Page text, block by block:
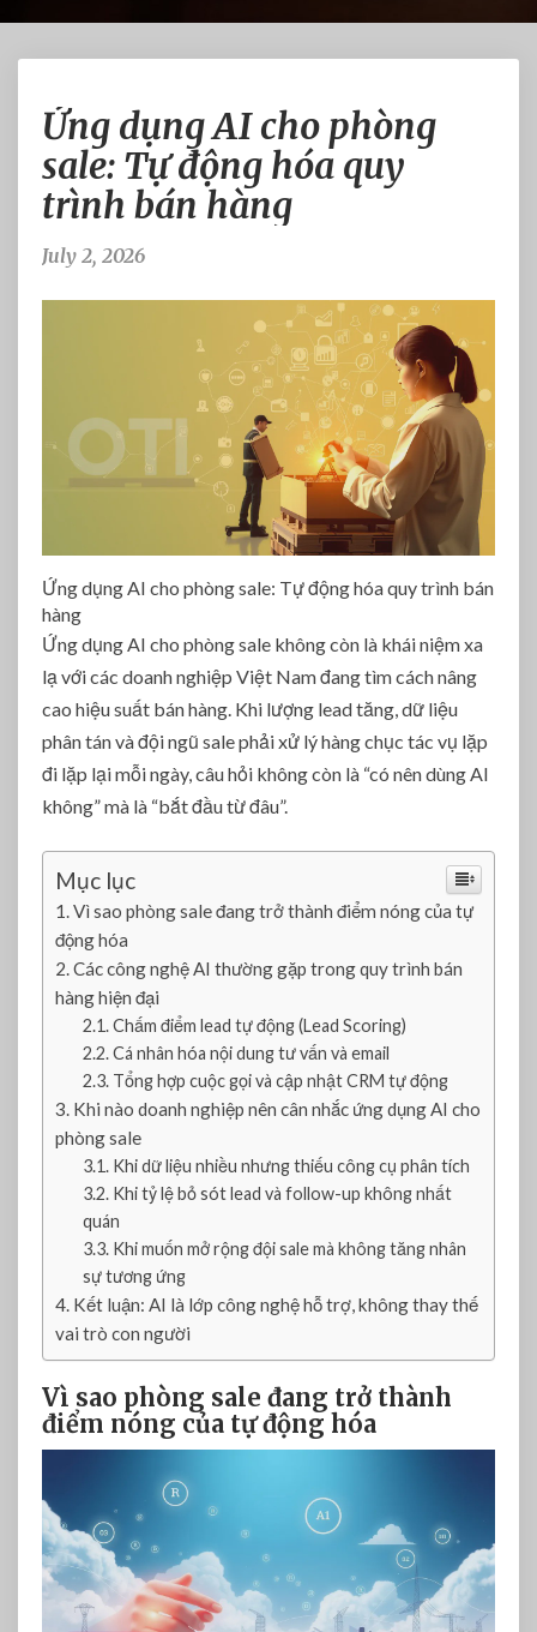
n
g
d
ụ
n
I
h
o
p
h
ò
g
s
l
:
T
ự
ộ
n
g
q
y
r
ì
n
n
h
n
Ứng dụng AI cho phòng
sale: Tự động hóa quy
trình bán hàng
July 2, 2026
Ứng dụng AI cho phòng sale: Tự động hóa quy trình bán
hàng
Ứng dụng AI cho phòng sale không còn là khái niệm xa
lạ với các doanh nghiệp Việt Nam đang tìm cách nâng
cao hiệu suất bán hàng. Khi lượng lead tăng, dữ liệu
phân tán và đội ngũ sale phải xử lý hàng chục tác vụ lặp
đi lặp lại mỗi ngày, câu hỏi không còn là “có nên dùng AI
không” mà là “bắt đầu từ đâu”.
Mục lục
Vì sao phòng sale đang trở thành điểm nóng của tự
động hóa
Các công nghệ AI thường gặp trong quy trình bán
hàng hiện đại
Chấm điểm lead tự động (Lead Scoring)
Cá nhân hóa nội dung tư vấn và email
Tổng hợp cuộc gọi và cập nhật CRM tự động
Khi nào doanh nghiệp nên cân nhắc ứng dụng AI cho
phòng sale
Khi dữ liệu nhiều nhưng thiếu công cụ phân tích
Khi tỷ lệ bỏ sót lead và follow-up không nhất
quán
Khi muốn mở rộng đội sale mà không tăng nhân
sự tương ứng
Kết luận: AI là lớp công nghệ hỗ trợ, không thay thế
vai trò con người
Vì sao phòng sale đang trở thành
điểm nóng của tự động hóa